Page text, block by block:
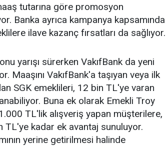
tutarına göre promosyon
Banka ayrıca kampanya kapsamında
ilave kazanç fırsatları da sağlıyor.
yarışı sürerken VakıfBank da yeni
Maaşını VakıfBank'a taşıyan veya ilk
SGK emeklileri, 12 bin TL'ye varan
Buna ek olarak Emekli Troy
TL'lik alışveriş yapan müşterilere,
kadar ek avantaj sunuluyor.
yerine getirilmesi halinde